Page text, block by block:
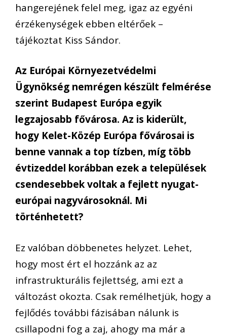
hangerejének felel meg, igaz az egyéni
érzékenységek ebben eltérőek –
tájékoztat Kiss Sándor.
Az Európai Környezetvédelmi
Ügynökség nemrégen készült felmérése
szerint Budapest Európa egyik
legzajosabb fővárosa. Az is kiderült,
hogy Kelet-Közép Európa fővárosai is
benne vannak a top tízben, míg több
évtizeddel korábban ezek a települések
csendesebbek voltak a fejlett nyugat-
európai nagyvárosoknál. Mi
történhetett?
Ez valóban döbbenetes helyzet. Lehet,
hogy most ért el hozzánk az az
infrastrukturális fejlettség, ami ezt a
változást okozta. Csak remélhetjük, hogy a
fejlődés további fázisában nálunk is
csillapodni fog a zaj, ahogy ma már a